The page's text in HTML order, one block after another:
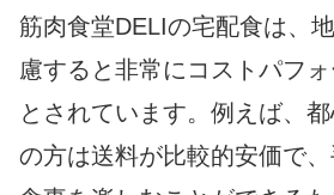
筋肉食堂DELIの宅配食は、
慮すると非常にコストパフ
とされています。例えば、
の方は送料が比較的安価で